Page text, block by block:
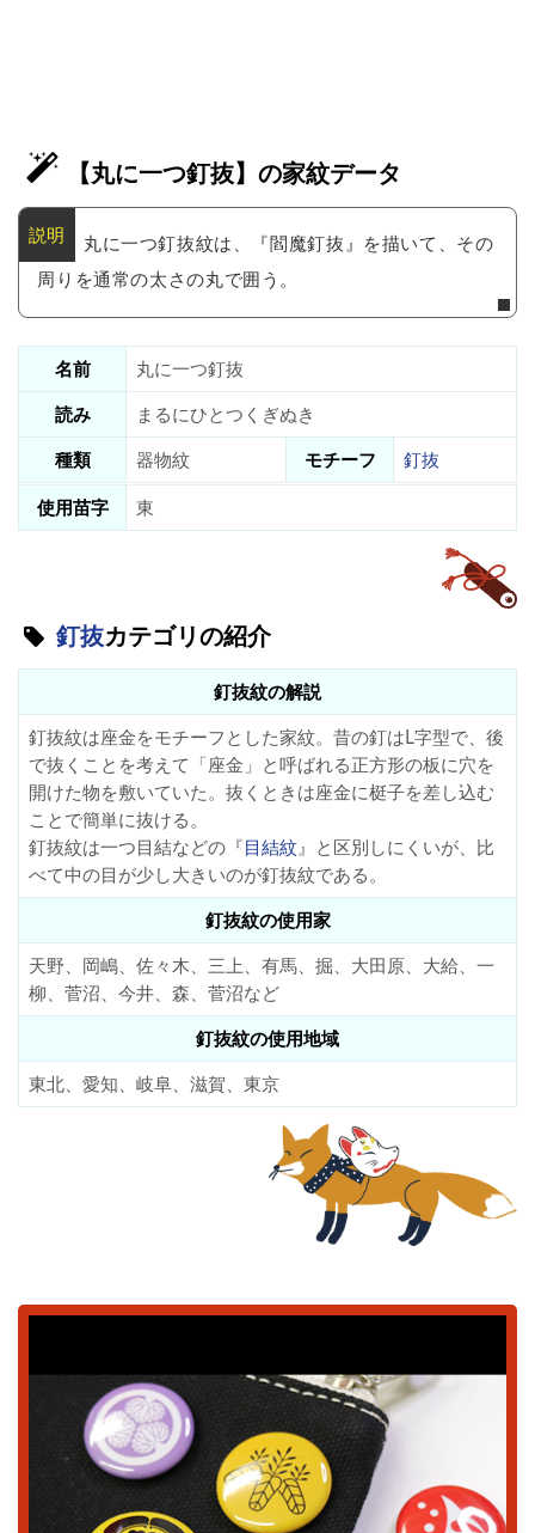
【丸に一つ釘抜】の家紋データ
丸に一つ釘抜紋は、『閻魔釘抜』を描いて、その
周りを通常の太さの丸で囲う。
名前
丸に一つ釘抜
読み
まるにひとつくぎぬき
種類
器物紋 モチーフ
釘抜
使用苗字
東
釘抜カテゴリの紹介
釘抜紋の解説
釘抜紋は座金をモチーフとした家紋。昔の釘はL字型で、後
で抜くことを考えて「座金」と呼ばれる正方形の板に穴を
開けた物を敷いていた。抜くときは座金に梃子を差し込む
ことで簡単に抜ける。
釘抜紋は一つ目結などの『目結紋』と区別しにくいが、比
べて中の目が少し大きいのが釘抜紋である。
釘抜紋の使用家
天野、岡嶋、佐々木、三上、有馬、掘、大田原、大給、一
柳、菅沼、今井、森、菅沼など
釘抜紋の使用地域
東北、愛知、岐阜、滋賀、東京